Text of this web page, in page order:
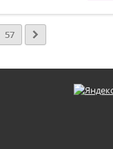
57